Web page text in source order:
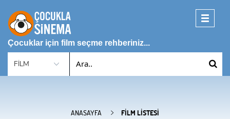
Toggle
Çocuklar için film seçme rehberiniz...
ANASAYFA FILM LISTESI